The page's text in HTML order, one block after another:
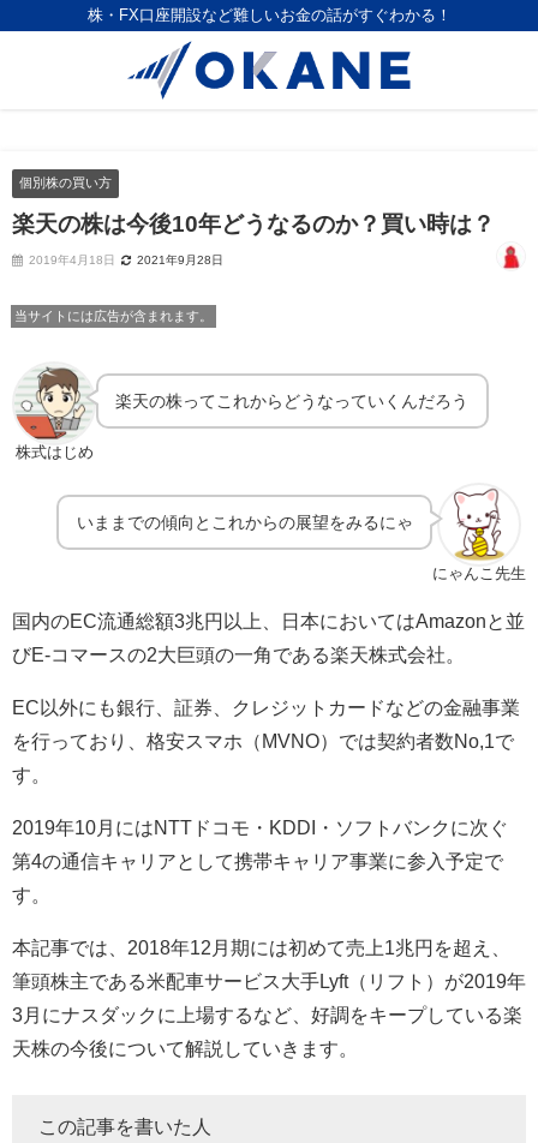
株・FX口座開設など難しいお金の話がすぐわかる！
個別株の買い方
楽天の株は今後10年どうなるのか？買い時は？
2019年4月18日 2021年9月28日
当サイトには広告が含まれます。
株式はじめ
楽天の株ってこれからどうなっていくんだろう
にゃんこ先生
いままでの傾向とこれからの展望をみるにゃ
国内のEC流通総額3兆円以上、日本においてはAmazon と並
びE-コマースの2大巨頭の一角である楽天株式会社。
EC 以外にも銀行、証券、クレジットカードなどの金融事業
を行っており、格安スマホ（ MVNO）では契約者数No,1 で
す。
2019年10 月にはNTT ドコモ・ KDDI
・ソフトバンクに次ぐ
第4の通信キャリアとして携帯キャリア事業に参入予定で
す。
本記事では、 2018年12 月期には初めて売上1 兆円を超え、
筆頭株主である米配車サービス大手 Lyft（リフト）が2019年
3 月にナスダックに上場するなど、好調をキープしている楽
天株の今後について解説していきます。
この記事を書いた人